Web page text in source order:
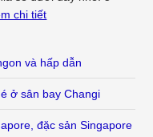
chi tiết
và hấp dẫn
ở sân bay Changi
đặc sản Singapore